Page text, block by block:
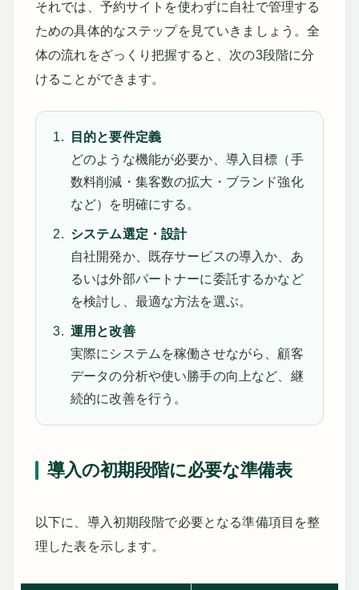
それでは、予約サイトを使わずに自社で管理する
ための具体的なステップを見ていきましょう。全
体の流れをざっくり把握すると、次の3段階に分
けることができます。
目的と要件定義
どのような機能が必要か、導入目標（手
数料削減・集客数の拡大・ブランド強化
など）を明確にする。
システム選定・設計
自社開発か、既存サービスの導入か、あ
るいは外部パートナーに委託するかなど
を検討し、最適な方法を選ぶ。
運用と改善
実際にシステムを稼働させながら、顧客
データの分析や使い勝手の向上など、継
続的に改善を行う。
導入の初期段階に必要な準備表
以下に、導入初期段階で必要となる準備項目を整
理した表を示します。